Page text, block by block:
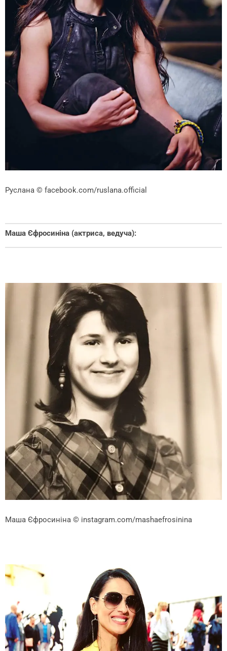
Руслана © facebook.com/ruslana.official
Маша Єфросиніна (актриса, ведуча):
Маша Єфросиніна © instagram.com/mashaefrosinina